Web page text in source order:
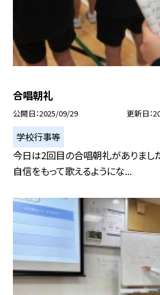
合唱朝礼
公開日 2025/09/29 更新日
学校行事等
今日は2回目の合唱朝礼がありまし
自信をもって歌えるようにな...